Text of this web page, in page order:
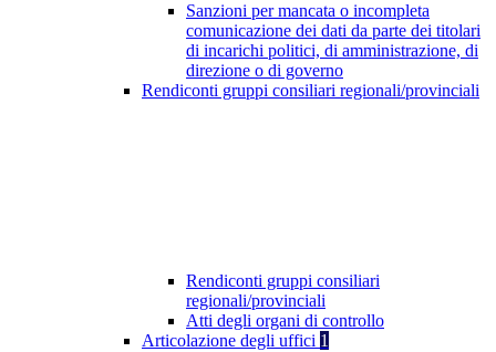
Sanzioni per mancata o incompleta
comunicazione dei dati da parte dei titolari
di incarichi politici, di amministrazione, di
direzione o di governo
Rendiconti gruppi consiliari regionali/provinciali
Rendiconti gruppi consiliari
regionali/provinciali
Atti degli organi di controllo
Articolazione degli uffici 1